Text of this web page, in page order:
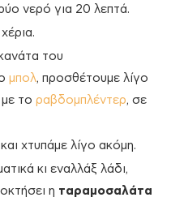
νερό για 20 λεπτά.
του
μπολ, προσθέτουμε λίγο
το ραβδομπλέντερ, σε
χτυπάμε λίγο ακόμη.
κι εναλλάξ λάδι,
η ταραμοσαλάτα